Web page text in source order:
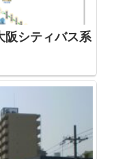
阪シティバス系